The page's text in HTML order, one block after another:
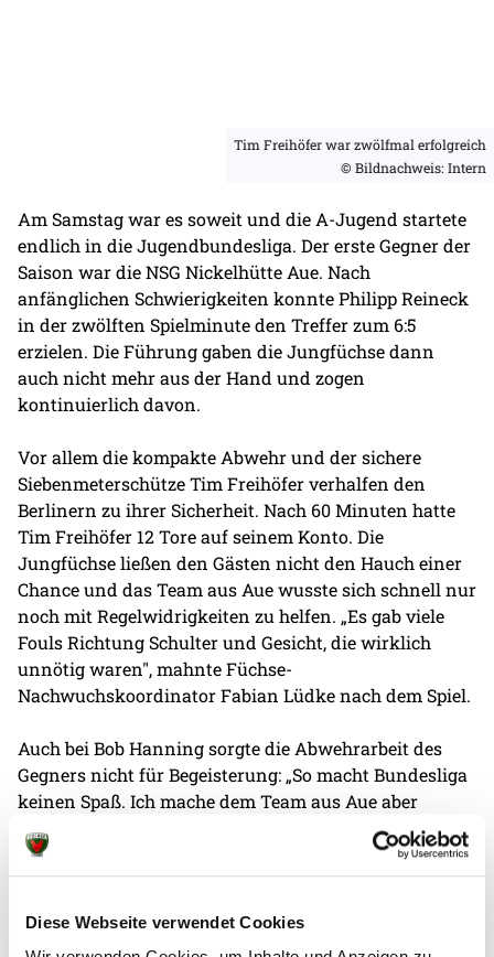
Diese Webseite verwendet Cookies
Tim Freihöfer war zwölfmal erfolgreich
© Bildnachweis: Intern
Am Samstag war es soweit und die A-Jugend startete
endlich in die Jugendbundesliga. Der erste Gegner der
Saison war die NSG Nickelhütte Aue. Nach
anfänglichen Schwierigkeiten konnte Philipp Reineck
in der zwölften Spielminute den Treffer zum 6:5
erzielen. Die Führung gaben die Jungfüchse dann
auch nicht mehr aus der Hand und zogen
kontinuierlich davon.
Vor allem die kompakte Abwehr und der sichere
Siebenmeterschütze Tim Freihöfer verhalfen den
Berlinern zu ihrer Sicherheit. Nach 60 Minuten hatte
Tim Freihöfer 12 Tore auf seinem Konto. Die
Jungfüchse ließen den Gästen nicht den Hauch einer
Chance und das Team aus Aue wusste sich schnell nur
noch mit Regelwidrigkeiten zu helfen. „Es gab viele
Fouls Richtung Schulter und Gesicht, die wirklich
unnötig waren", mahnte Füchse-
Nachwuchskoordinator Fabian Lüdke nach dem Spiel.
Auch bei Bob Hanning sorgte die Abwehrarbeit des
Gegners nicht für Begeisterung: „So macht Bundesliga
keinen Spaß. Ich mache dem Team aus Aue aber
keinen Vorwurf. Die Bewegungen und das Spiel waren
einfach zu schnell für sie. Darum hätte ich mir mehr
Schutz seitens der Schiedsrichter für meine Spieler
in der zweiten Halbzeit nach einem Griff in die